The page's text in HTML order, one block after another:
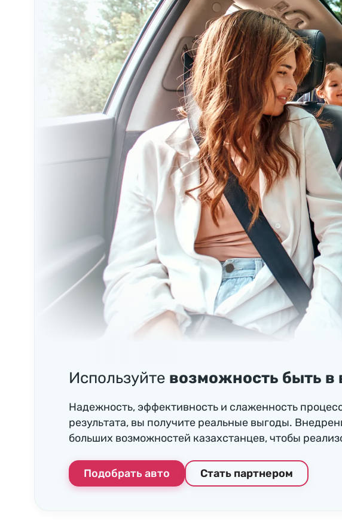
Используйте возможность быть
Надежность, эффективность и слаженность
результата, вы получите реальные выгоды.
больших возможностей казахстанцев, чтобы
Подобрать авто Стать партнером